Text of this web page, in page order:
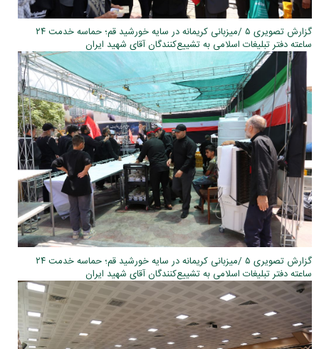
گزارش تصویری ۵ /میزبانی کریمانه در سایه خورشید قم؛ حماسه خدمت ۲۴
ساعته دفتر تبلیغات اسلامی به تشییع‌کنندگان آقای شهید ایران
گزارش تصویری ۵ /میزبانی کریمانه در سایه خورشید قم؛ حماسه خدمت ۲۴
ساعته دفتر تبلیغات اسلامی به تشییع‌کنندگان آقای شهید ایران